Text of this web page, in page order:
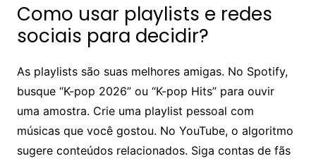
Como usar playlists e redes
sociais para decidir?
As playlists são suas melhores amigas. No Spotify,
busque “K-pop 2026” ou “K-pop Hits” para ouvir
uma amostra. Crie uma playlist pessoal com
músicas que você gostou. No YouTube, o algoritmo
sugere conteúdos relacionados. Siga contas de fãs